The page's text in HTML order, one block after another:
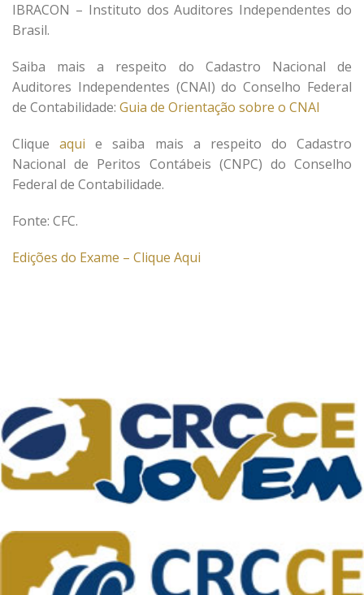
IBRACON – Instituto dos Auditores Independentes do
Brasil.
Saiba mais a respeito do Cadastro Nacional de
Auditores Independentes (CNAI) do Conselho Federal
de Contabilidade: Guia de Orientação sobre o CNAI
Cliqueaqui
e saiba mais a respeito do Cadastro
Nacional de Peritos Contábeis (CNPC) do Conselho
Federal de Contabilidade.
Fonte: CFC.
Edições do Exame – Clique Aqui